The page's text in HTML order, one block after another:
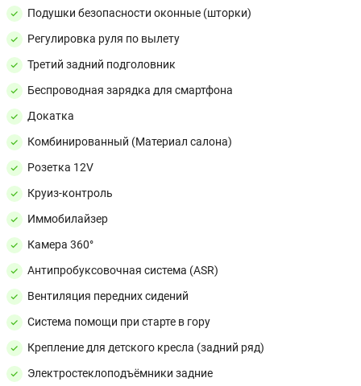
Подушки безопасности оконные (шторки)
Регулировка руля по вылету
Третий задний подголовник
Беспроводная зарядка для смартфона
Докатка
Комбинированный (Материал салона)
Розетка 12V
Круиз-контроль
Иммобилайзер
Камера 360°
Антипробуксовочная система (ASR)
Вентиляция передних сидений
Система помощи при старте в гору
Крепление для детского кресла (задний ряд)
Электростеклоподъёмники задние